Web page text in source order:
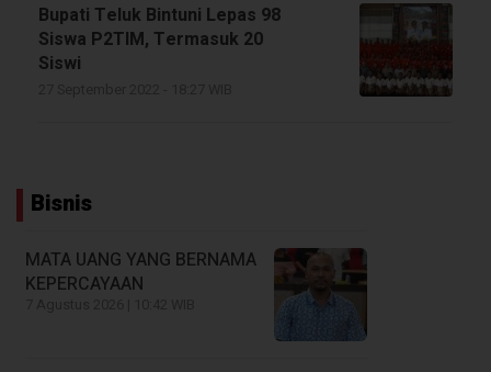
Bupati Teluk Bintuni Lepas 98
Siswa P2TIM, Termasuk 20
Siswi
Bisnis
MATA UANG YANG BERNAMA
KEPERCAYAAN